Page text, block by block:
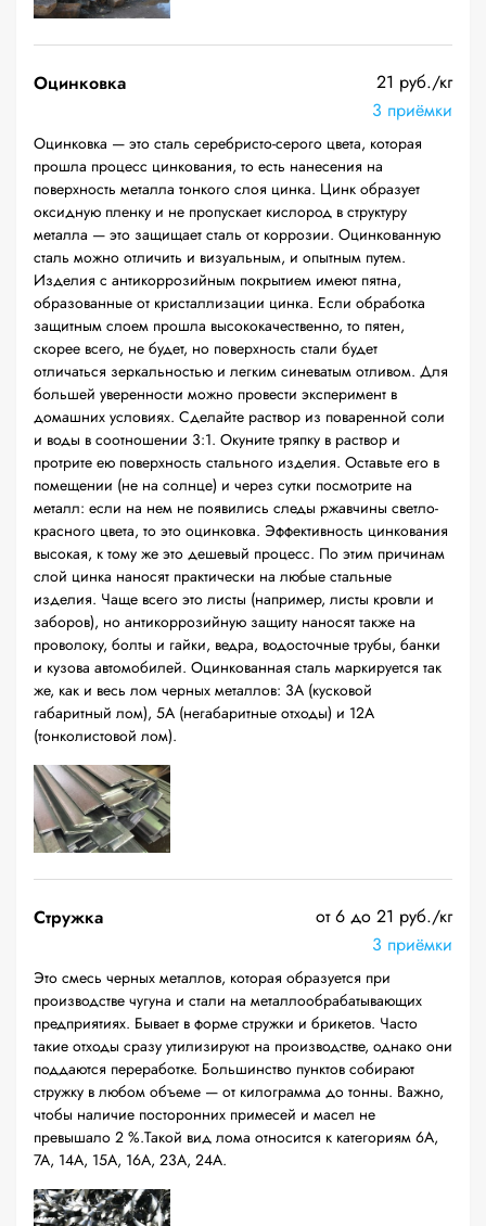
Оцинковка
21 руб./кг
3 приёмки
Оцинковка — это сталь серебристо-серого цвета, которая
прошла процесс цинкования, то есть нанесения на
поверхность металла тонкого слоя цинка. Цинк образует
оксидную пленку и не пропускает кислород в структуру
металла — это защищает сталь от коррозии. Оцинкованную
сталь можно отличить и визуальным, и опытным путем.
Изделия с антикоррозийным покрытием имеют пятна,
образованные от кристаллизации цинка. Если обработка
защитным слоем прошла высококачественно, то пятен,
скорее всего, не будет, но поверхность стали будет
отличаться зеркальностью и легким синеватым отливом. Для
большей уверенности можно провести эксперимент в
домашних условиях. Сделайте раствор из поваренной соли
и воды в соотношении 3:1. Окуните тряпку в раствор и
протрите ею поверхность стального изделия. Оставьте его в
помещении (не на солнце) и через сутки посмотрите на
металл: если на нем не появились следы ржавчины светло-
красного цвета, то это оцинковка. Эффективность цинкования
высокая, к тому же это дешевый процесс. По этим причинам
слой цинка наносят практически на любые стальные
изделия. Чаще всего это листы (например, листы кровли и
заборов), но антикоррозийную защиту наносят также на
проволоку, болты и гайки, ведра, водосточные трубы, банки
и кузова автомобилей. Оцинкованная сталь маркируется так
же, как и весь лом черных металлов: 3А (кусковой
габаритный лом), 5А (негабаритные отходы) и 12А
(тонколистовой лом).
Стружка
от 6 до 21 руб./кг
3 приёмки
Это смесь черных металлов, которая образуется при
производстве чугуна и стали на металлообрабатывающих
предприятиях. Бывает в форме стружки и брикетов. Часто
такие отходы сразу утилизируют на производстве, однако они
поддаются переработке. Большинство пунктов собирают
стружку в любом объеме — от килограмма до тонны. Важно,
чтобы наличие посторонних примесей и масел не
превышало 2 %.Такой вид лома относится к категориям 6А,
7А, 14А, 15А, 16А, 23А, 24А.